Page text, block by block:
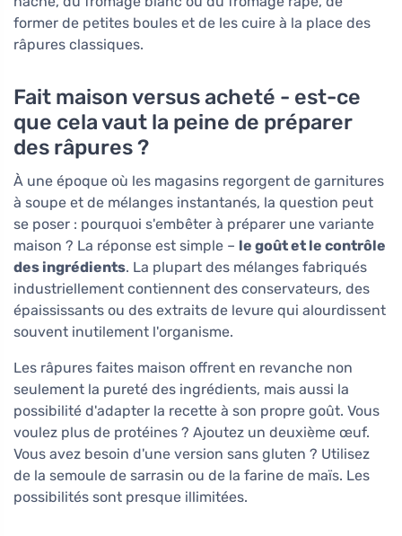
former de petites boules et de les cuire à la place des
râpures classiques.
Fait maison versus acheté - est-ce
que cela vaut la peine de préparer
des râpures ?
À une époque où les magasins regorgent de garnitures
à soupe et de mélanges instantanés, la question peut
se poser : pourquoi s'embêter à préparer une variante
maison ? La réponse est simple – le goût et le contrôle
des ingrédients. La plupart des mélanges fabriqués
industriellement contiennent des conservateurs, des
épaississants ou des extraits de levure qui alourdissent
souvent inutilement l'organisme.
Les râpures faites maison offrent en revanche non
seulement la pureté des ingrédients, mais aussi la
possibilité d'adapter la recette à son propre goût. Vous
voulez plus de protéines ? Ajoutez un deuxième œuf.
Vous avez besoin d'une version sans gluten ? Utilisez
de la semoule de sarrasin ou de la farine de maïs. Les
possibilités sont presque illimitées.